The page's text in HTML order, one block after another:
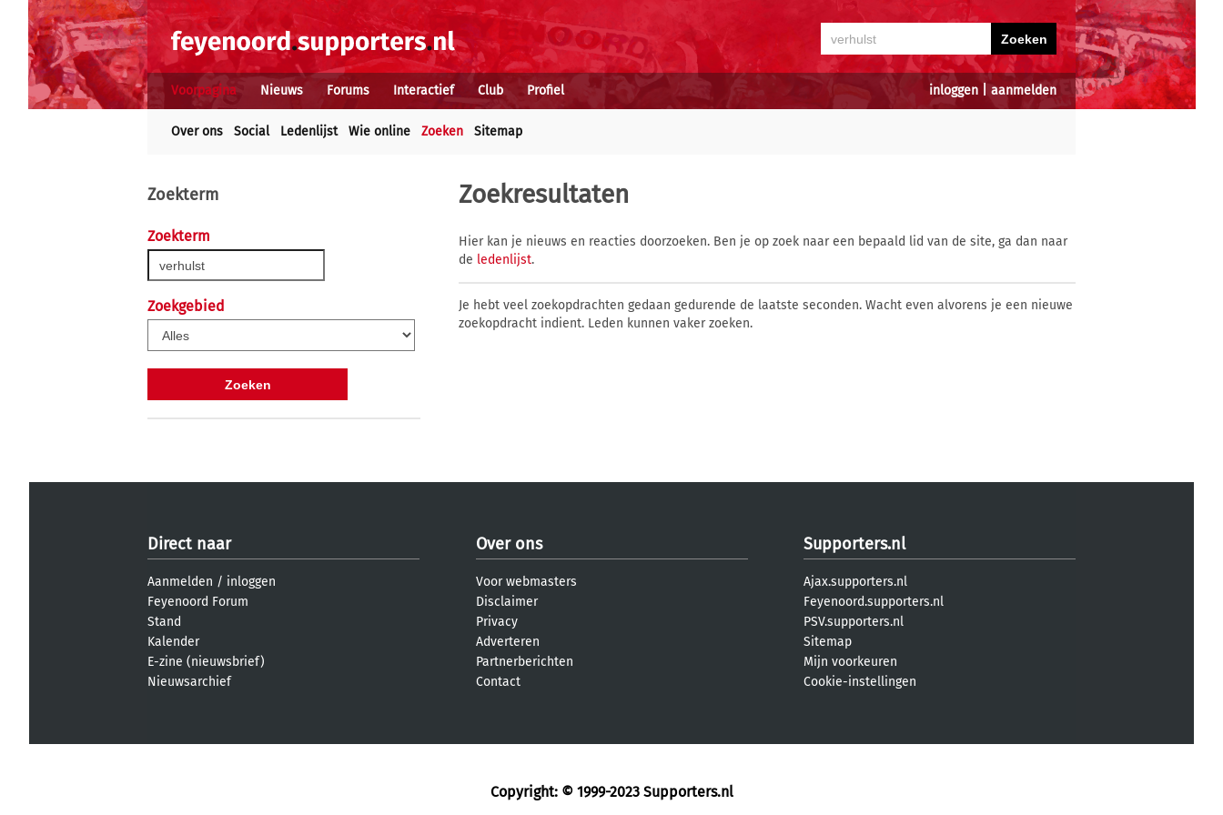
inloggen aanmelden
Voorpagina Nieuws Forums Interactief Club Profiel
Over ons Social Ledenlijst Wie online Zoeken Sitemap
Zoekterm
Zoekterm
Zoekgebied
Zoekresultaten
Hier kan je nieuws en reacties doorzoeken. Ben je op zoek naar een bepaald lid van de site, ga dan naar
de ledenlijst.
Je hebt veel zoekopdrachten gedaan gedurende de laatste seconden. Wacht even alvorens je een nieuwe
zoekopdracht indient. Leden kunnen vaker zoeken.
Direct naar
Aanmelden / inloggen
Feyenoord Forum
Stand
Kalender
E-zine (nieuwsbrief)
Nieuwsarchief
Over ons
Voor webmasters
Disclaimer
Privacy
Adverteren
Partnerberichten
Contact
Supporters.nl
Ajax.supporters.nl
Feyenoord.supporters.nl
PSV.supporters.nl
Sitemap
Mijn voorkeuren
Cookie-instellingen
Copyright: © 1999-2023 Supporters.nl